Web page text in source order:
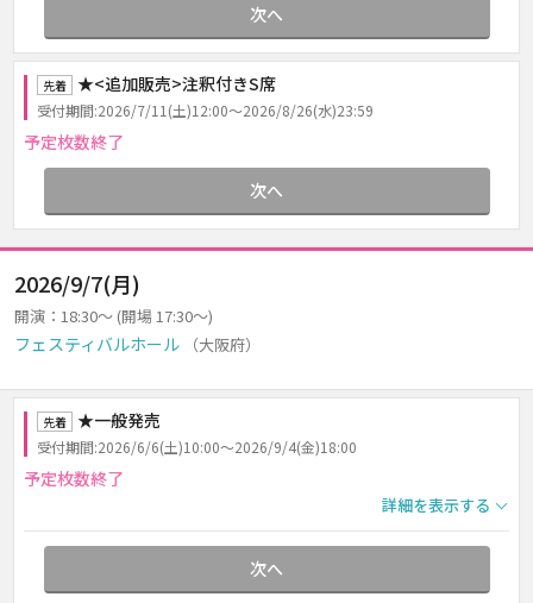
次へ
先着 ★<追加販売>注釈付きS席
受付期間:2026/7/11(土)12:00～2026/8/26(水)23:59
予定枚数終了
次へ
2026/9/7(月)
開演：18:30～ (開場 17:30～)
フェスティバルホール （大阪府）
先着 ★一般発売
受付期間:2026/6/6(土)10:00～2026/9/4(金)18:00
予定枚数終了
詳細を表示する
次へ